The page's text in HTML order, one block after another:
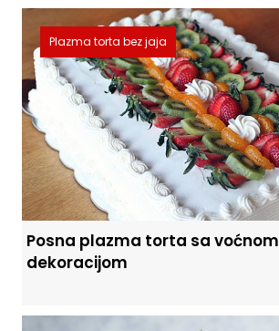
Plazma torta bez jaja
Posna plazma torta sa voćnom
dekoracijom